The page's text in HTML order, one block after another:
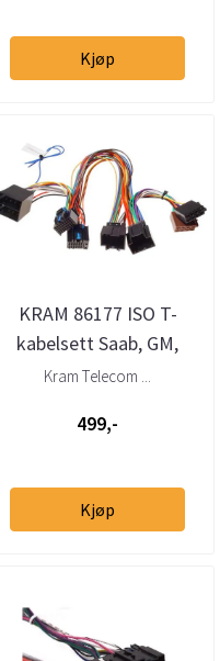
Kjøp
KRAM 86177 ISO T-
kabelsett Saab, GM,
Suzuki (2005-->)
Kram Telecom ...
499,-
Kjøp